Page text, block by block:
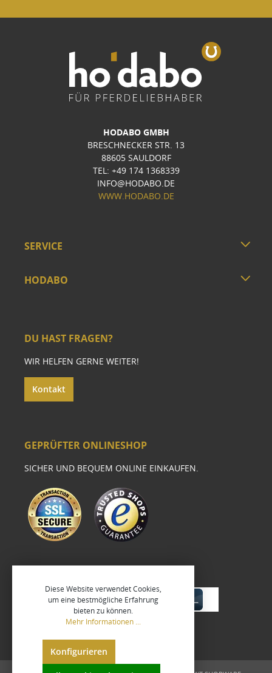
HODABO GMBH
BRESCHNECKER STR. 13
88605 SAULDORF
TEL: +49 174 1368339
INFO@HODABO.DE
WWW.HODABO.DE
SERVICE
HODABO
DU HAST FRAGEN?
WIR HELFEN GERNE WEITER!
Kontakt
GEPRÜFTER ONLINESHOP
SICHER UND BEQUEM ONLINE EINKAUFEN.
Diese Website verwendet Cookies,
um eine bestmögliche Erfahrung
bieten zu können.
Mehr Informationen ...
Konfigurieren